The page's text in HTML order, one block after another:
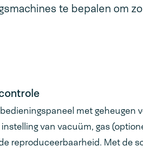
te bepalen om
met geheugen
van vacuüm, gas
reproduceerbaarheid. Met de